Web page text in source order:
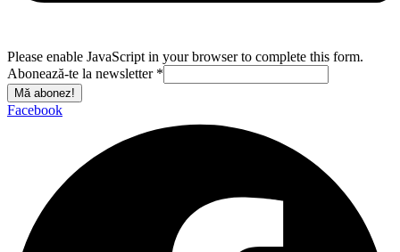
Please enable JavaScript in your browser to complete this form.
Abonează-te la newsletter *
Mă abonez!
Facebook